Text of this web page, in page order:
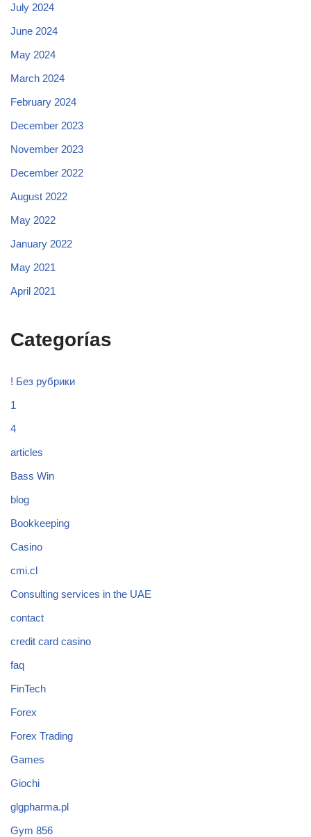
July 2024
June 2024
May 2024
March 2024
February 2024
December 2023
November 2023
December 2022
August 2022
May 2022
January 2022
May 2021
April 2021
Categorías
! Без рубрики
1
4
articles
Bass Win
blog
Bookkeeping
Casino
cmi.cl
Consulting services in the UAE
contact
credit card casino
faq
FinTech
Forex
Forex Trading
Games
Giochi
glgpharma.pl
Gym 856